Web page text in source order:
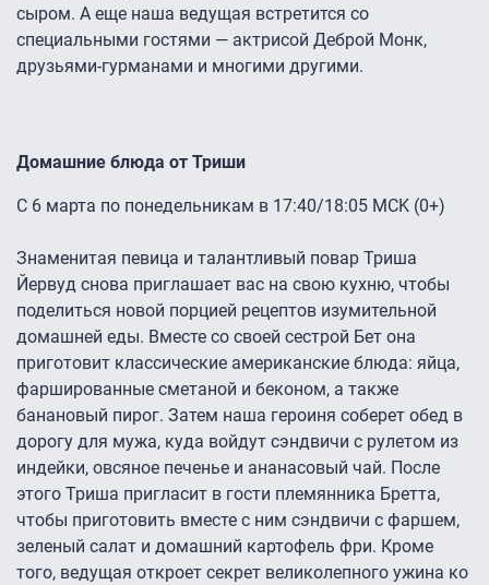
сыром. А еще наша ведущая встретится со
специальными гостями — актрисой Деброй Монк,
друзьями-гурманами и многими другими.
Домашние блюда от Триши
С 6 марта по понедельникам в 17:40/18:05 MCK (0+)
Знаменитая певица и талантливый повар Триша
Йервуд снова приглашает вас на свою кухню, чтобы
поделиться новой порцией рецептов изумительной
домашней еды. Вместе со своей сестрой Бет она
приготовит классические американские блюда: яйца,
фаршированные сметаной и беконом, а также
банановый пирог. Затем наша героиня соберет обед в
дорогу для мужа, куда войдут сэндвичи с рулетом из
индейки, овсяное печенье и ананасовый чай. После
этого Триша пригласит в гости племянника Бретта,
чтобы приготовить вместе с ним сэндвичи с фаршем,
зеленый салат и домашний картофель фри. Кроме
того, ведущая откроет секрет великолепного ужина ко